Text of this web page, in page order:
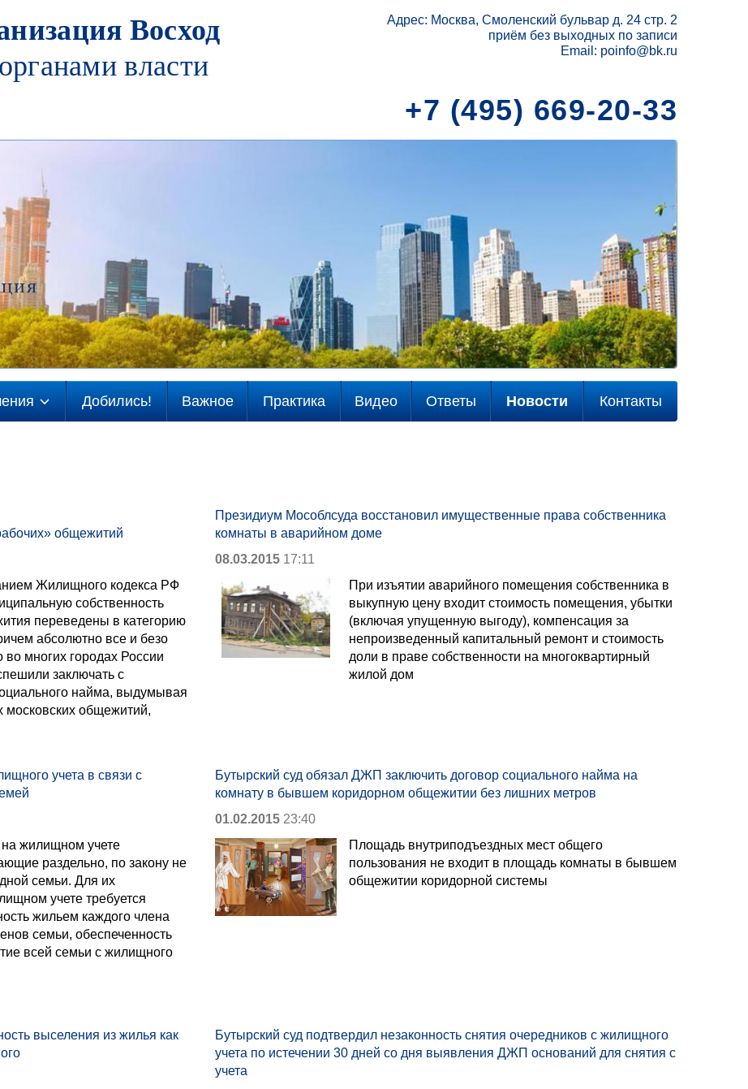
Восход
власти
Адрес: Москва, Смоленский бульвар д. 24 стр. 2
приём без выходных по записи
Email: poinfo@bk.ru
+7 (495) 669-20-33
Добились! Важное Практика Видео Ответы Новости Контакты
общежитий
Жилищного кодекса РФ
собственность
переведены в категорию
абсолютно все и безо
во многих городах России
заключать с
найма, выдумывая
московских общежитий,
Президиум Мособлсуда восстановил имущественные права собственника
комнаты в аварийном доме
08.03.2015 17:11
При изъятии аварийного помещения собственника в
выкупную цену входит стоимость помещения, убытки
(включая упущенную выгоду), компенсация за
непроизведенный капитальный ремонт и стоимость
доли в праве собственности на многоквартирный
жилой дом
учета в связи с
жилищном учете
раздельно, по закону не
семьи. Для их
учете требуется
жильем каждого члена
семьи, обеспеченность
всей семьи с жилищного
Бутырский суд обязал ДЖП заключить договор социального найма на
комнату в бывшем коридорном общежитии без лишних метров
01.02.2015 23:40
Площадь внутриподъездных мест общего
пользования не входит в площадь комнаты в бывшем
общежитии коридорной системы
выселения из жилья как
Бутырский суд подтвердил незаконность снятия очередников с жилищного
учета по истечении 30 дней со дня выявления ДЖП оснований для снятия с
учета